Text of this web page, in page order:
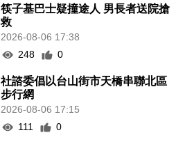
筷子基巴士疑撞途人 男長者送院搶
救
2026-08-06 17:38
248
0
社諮委倡以台山街市天橋串聯北區
步行網
2026-08-06 17:15
111
0